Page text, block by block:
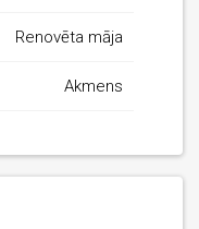
Renovēta māja
Akmens